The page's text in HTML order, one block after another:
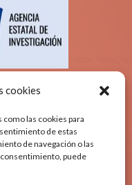
cookies
las cookies para
de estas
de navegación o las
puede